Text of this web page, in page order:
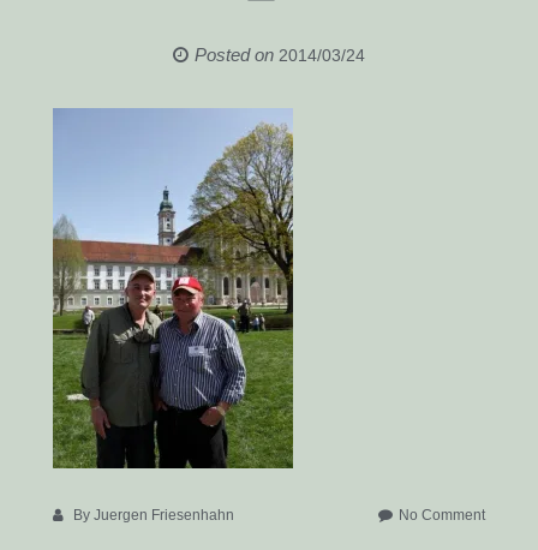
Posted on 2014/03/24
ByJuergen Friesenhahn No Commenton